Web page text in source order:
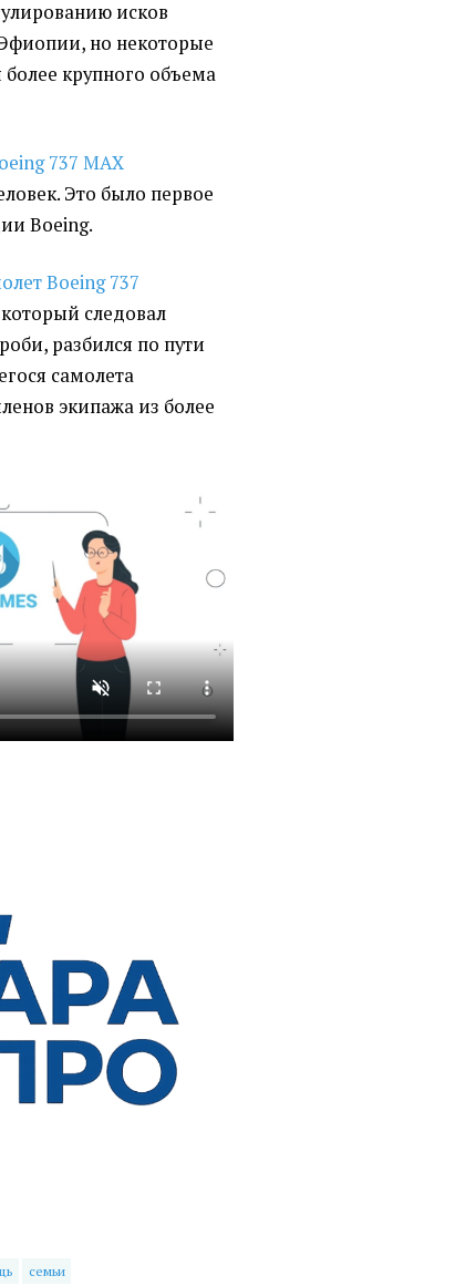
исков
но некоторые
крупного объема
737 MAX
Это было первое
Boeing.
Boeing 737
следовал
разбился по пути
самолета
экипажа из более
семьи